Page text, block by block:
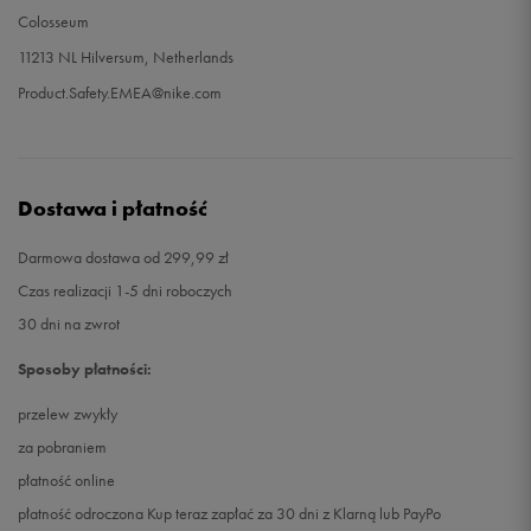
Colosseum
11213 NL Hilversum, Netherlands
Product.Safety.EMEA@nike.com
Dostawa i płatność
Darmowa dostawa od 299,99 zł
Czas realizacji 1-5 dni roboczych
30 dni na zwrot
Sposoby płatności:
przelew zwykły
za pobraniem
płatność online
płatność odroczona Kup teraz zapłać za 30 dni z Klarną lub PayPo